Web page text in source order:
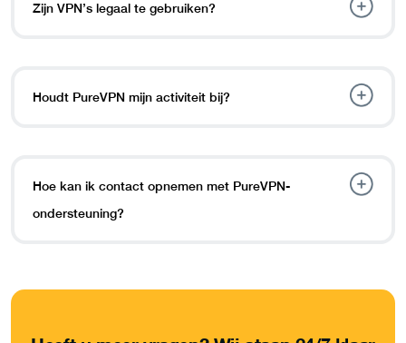
Zijn VPN’s legaal te gebruiken?
Houdt PureVPN mijn activiteit bij?
Hoe kan ik contact opnemen met PureVPN-
ondersteuning?